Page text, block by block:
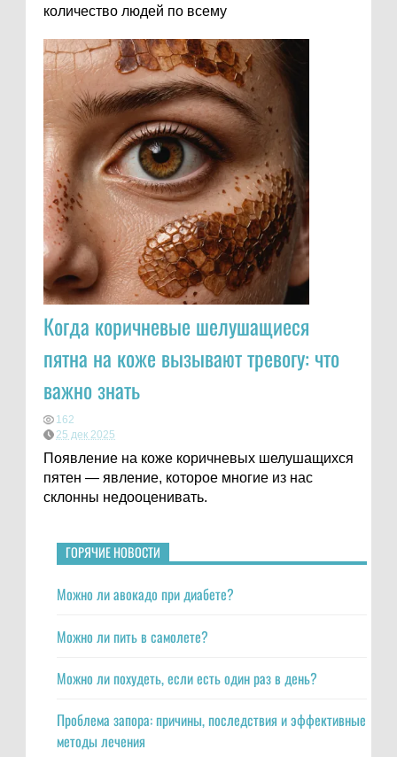
количество людей по всему
Когда коричневые шелушащиеся
пятна на коже вызывают тревогу: что
важно знать
162
25 дек 2025
Появление на коже коричневых шелушащихся
пятен — явление, которое многие из нас
склонны недооценивать.
ГОРЯЧИЕ НОВОСТИ
Можно ли авокадо при диабете?
Можно ли пить в самолете?
Можно ли похудеть, если есть один раз в день?
Проблема запора: причины, последствия и эффективные
методы лечения